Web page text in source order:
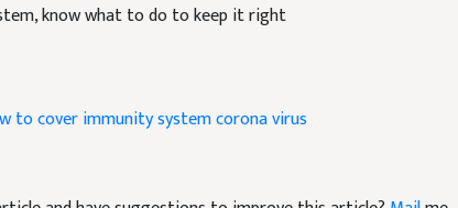
know what to do to keep it right
to cover immunity systemcorona virus